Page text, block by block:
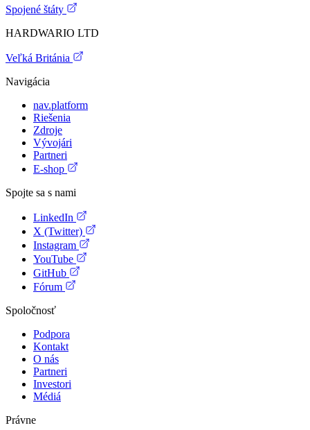
Spojené štáty
HARDWARIO LTD
Veľká Británia
Navigácia
nav.platform
Riešenia
Zdroje
Vývojári
Partneri
E-shop
Spojte sa s nami
LinkedIn
X (Twitter)
Instagram
YouTube
GitHub
Fórum
Spoločnosť
Podpora
Kontakt
O nás
Partneri
Investori
Médiá
Právne